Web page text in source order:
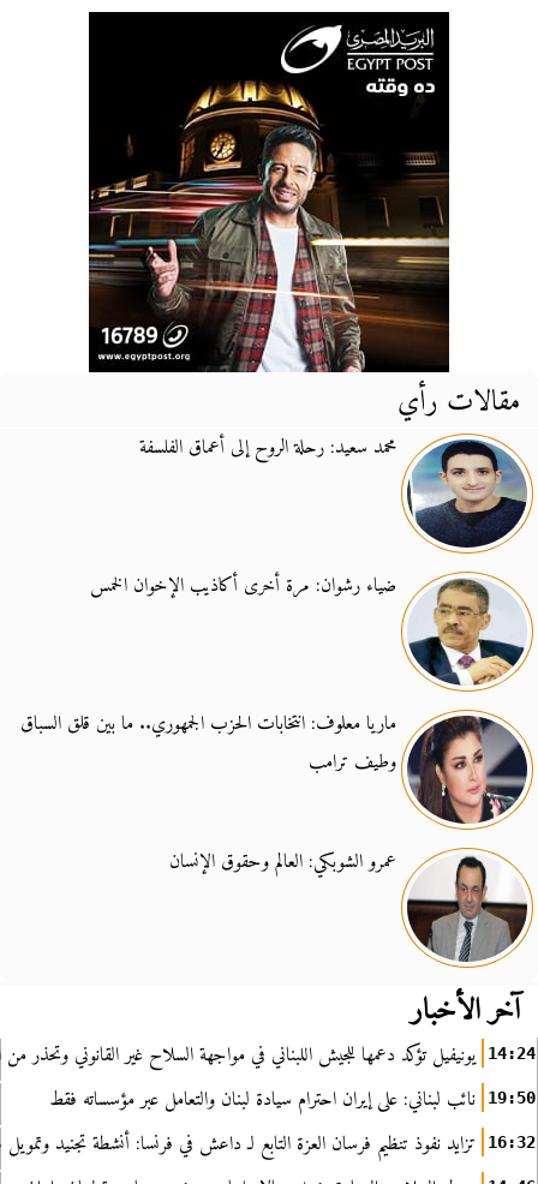
مقالات رأي
محمد سعيد: رحلة الروح إلى أعماق الفلسفة
ضياء رشوان: مرة أخرى أكاذيب الإخوان الخمس
ماريا معلوف: انتخابات الحزب الجمهوري.. ما بين قلق السباق
وطيف ترامب
عمرو الشوبكي: العالم وحقوق الإنسان
آخر الأخبار
14:24 يونيفيل تؤكد دعمها للجيش اللبناني في مواجهة السلاح غير القانوني وتحذر من
19:50 نائب لبناني: على إيران احترام سيادة لبنان والتعامل عبر مؤسساته فقط
16:32 تزايد نفوذ تنظيم فرسان العزة التابع لـ داعش في فرنسا: أنشطة تجنيد